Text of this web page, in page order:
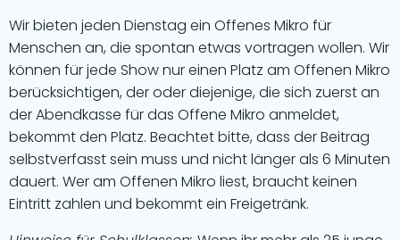
Wir bieten jeden Dienstag ein Offenes Mikro für
Menschen an, die spontan etwas vortragen wollen. Wir
können für jede Show nur einen Platz am Offenen Mikro
berücksichtigen, der oder diejenige, die sich zuerst an
der Abendkasse für das Offene Mikro anmeldet,
bekommt den Platz. Beachtet bitte, dass der Beitrag
selbstverfasst sein muss und nicht länger als 6 Minuten
dauert. Wer am Offenen Mikro liest, braucht keinen
Eintritt zahlen und bekommt ein Freigetränk.